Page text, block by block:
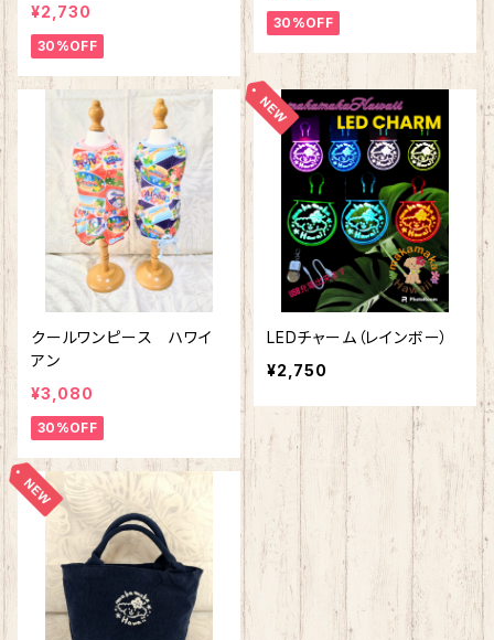
¥2,730
30%OFF
30%OFF
クールワンピース ハワイ
アン
¥3,080
30%OFF
LEDチャーム（レインボー）
¥2,750